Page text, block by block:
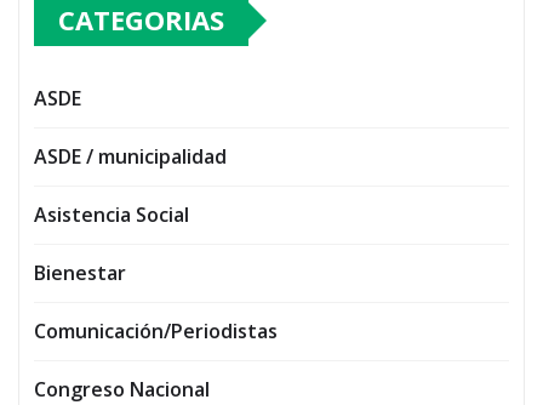
CATEGORIAS
ASDE
ASDE / municipalidad
Asistencia Social
Bienestar
Comunicación/Periodistas
Congreso Nacional